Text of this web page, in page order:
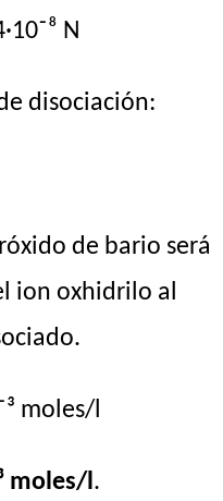
N
disociación:
de bario será
ion oxhidrilo al
moles/l
moles/l .